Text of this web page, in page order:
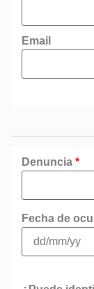
Email
Denuncia *
Fecha de